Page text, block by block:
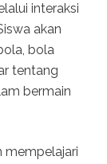
interaksi
akan
bola
tentang
bermain
mempelajari